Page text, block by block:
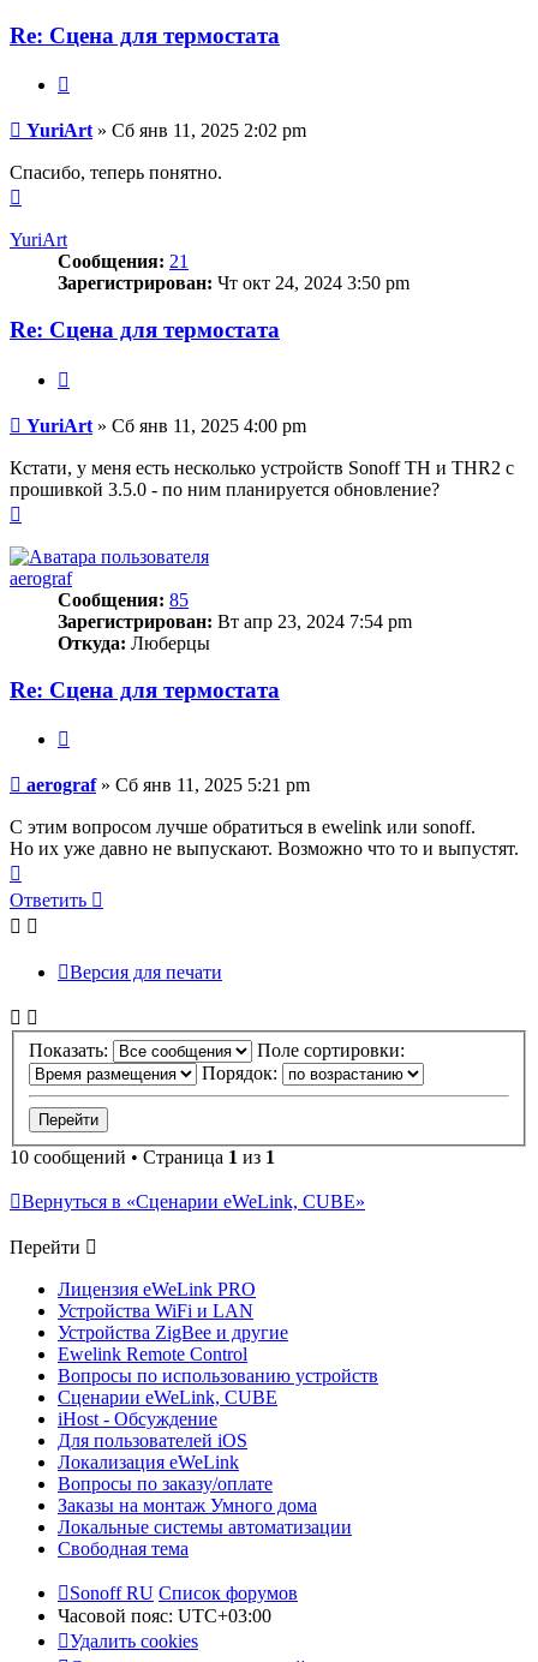
Re: Сцена для термостата
Сообщение
YuriArt » Сб янв 11, 2025 2:02 pm
Спасибо, теперь понятно.
началу
YuriArt
Сообщения: 21
Зарегистрирован: Чт окт 24, 2024 3:50 pm
Re: Сцена для термостата
Сообщение
YuriArt » Сб янв 11, 2025 4:00 pm
Кстати, у меня есть несколько устройств Sonoff ТН и ТНR2 с
прошивкой 3.5.0 - по ним планируется обновление?
началу
aerograf
Сообщения: 85
Зарегистрирован: Вт апр 23, 2024 7:54 pm
Откуда: Люберцы
Re: Сцена для термостата
Сообщение
aerograf» Сб янв 11, 2025 5:21 pm
С этим вопросом лучше обратиться в ewelink или sonoff.
Но их уже давно не выпускают. Возможно что то и выпустят.
к
началу
Ответить
Версия для печати
Показать:
Поле сортировки:
Порядок:
10 сообщений • Страница 1 из 1
Вернуться в «Сценарии eWeLink, CUBE»
Перейти
Лицензия eWeLink PRO
Устройства WiFi и LAN
Устройства ZigBee и другие
Ewelink Remote Control
Вопросы по использованию устройств
Сценарии eWeLink, CUBE
iHost - Обсуждение
Для пользователей iOS
Локализация eWeLink
Вопросы по заказу/оплате
Заказы на монтаж Умного дома
Локальные системы автоматизации
Свободная тема
Sonoff RU Список форумов
Часовой пояс: UTC+03:00
Удалить cookies